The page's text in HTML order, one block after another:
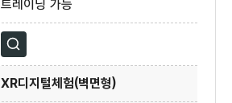
트레이닝 가능
자세히보기
XR디지털체험(벽면형)